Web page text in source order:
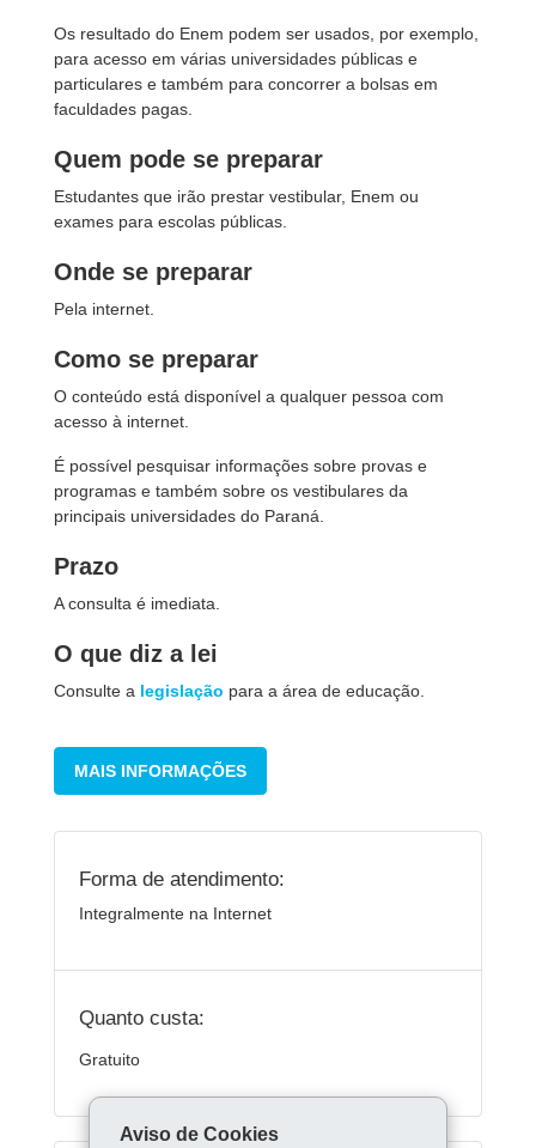
Os resultado do Enem podem ser usados, por exemplo,
para acesso em várias universidades públicas e
particulares e também para concorrer a bolsas em
faculdades pagas.
Quem pode se preparar
Estudantes que irão prestar vestibular, Enem ou
exames para escolas públicas.
Onde se preparar
Pela internet.
Como se preparar
O conteúdo está disponível a qualquer pessoa com
acesso à internet.
É possível pesquisar informações sobre provas e
programas e também sobre os vestibulares da
principais universidades do Paraná.
Prazo
A consulta é imediata.
O que diz a lei
Consulte a legislação para a área de educação.
MAIS INFORMAÇÕES
Forma de atendimento:
Integralmente na Internet
Quanto custa:
Gratuito
Aviso de Cookies